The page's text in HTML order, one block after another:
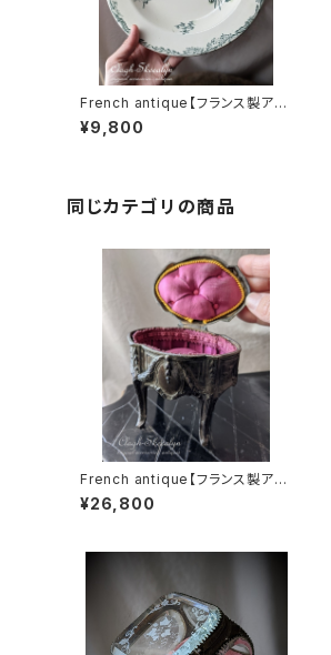
French antique【フランス製アン
ティーク】花柄｜アンティークプレ
ート ｜ 緑系｜スーププレート｜皿
¥9,800
同じカテゴリの商品
French antique【フランス製アン
ティーク】装飾ジュエリーケース/
アンティーク・ジュエリーBOX /19
¥26,800